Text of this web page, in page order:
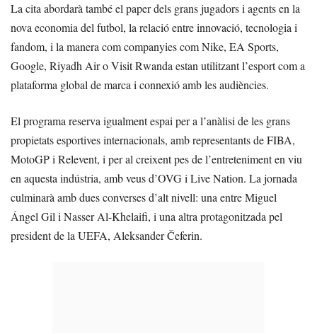
La cita abordarà també el paper dels grans jugadors i agents en la
nova economia del futbol, la relació entre innovació, tecnologia i
fandom, i la manera com companyies com Nike, EA Sports,
Google, Riyadh Air o Visit Rwanda estan utilitzant l’esport com a
plataforma global de marca i connexió amb les audiències.
El programa reserva igualment espai per a l’anàlisi de les grans
propietats esportives internacionals, amb representants de FIBA,
MotoGP i Relevent, i per al creixent pes de l’entreteniment en viu
en aquesta indústria, amb veus d’OVG i Live Nation. La jornada
culminarà amb dues converses d’alt nivell: una entre Miguel
Ángel Gil i Nasser Al-Khelaifi, i una altra protagonitzada pel
president de la UEFA, Aleksander Čeferin.